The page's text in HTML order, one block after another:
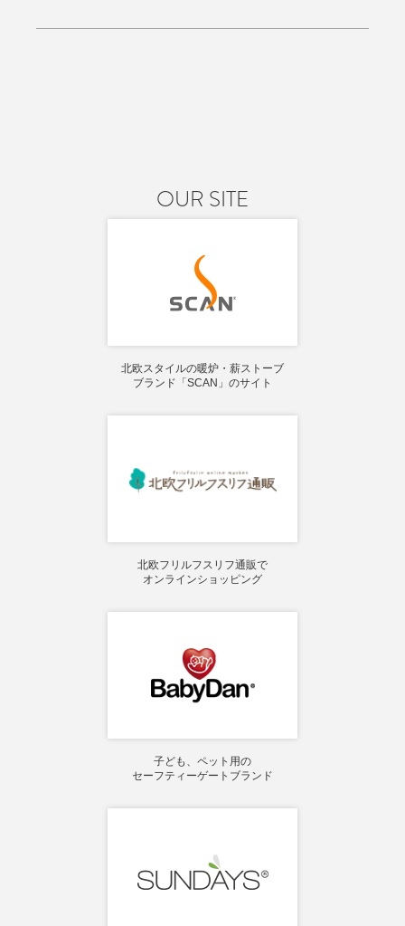
OUR SITE
北欧スタイルの暖炉・薪ストーブ
ブランド「SCAN」のサイト
北欧フリルフスリフ通販で
オンラインショッピング
子ども、ペット用の
セーフティーゲートブランド